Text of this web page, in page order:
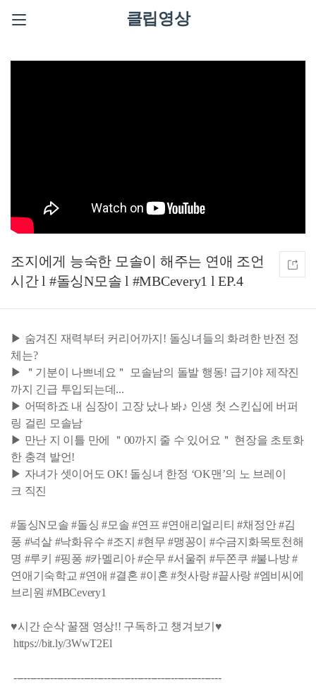
클립영상
조지에게 능숙한 모솔이 해주는 연애 조언
시간 l #돌싱N모솔 l #MBCevery1 l EP.4
▶ 숨겨진 재력부터 커리어까지! 돌싱녀들의 화려한 반전 정
체는?
▶ ＂기분이 나쁘네요＂ 모솔남의 돌발 행동! 급기야 제작진
까지 긴급 투입되는데...
▶ 어떡하죠 내 심장이 고장 났나 봐♪ 인생 첫 스킨십에 버퍼
링 걸린 모솔남
▶ 만난 지 이틀 만에 ＂00까지 줄 수 있어요＂ 현장을 초토화
한 충격 발언!
▶ 자녀가 셋이어도 OK! 돌싱녀 한정 ‘OK맨’의 노 브레이
크 직진
#돌싱N모솔 #돌싱 #모솔 #연프 #연애리얼리티 #채정안 #김
풍 #넉살 #낙화유수 #조지 #현무 #맹꽁이 #수금지화목토천해
명 #루키 #핑퐁 #카멜리아 #순무 #서울쥐 #두쫀쿠 #불나방 #
연애기숙학교 #연애 #결혼 #이혼 #첫사랑 #끝사랑 #엠비씨에
브리원 #MBCevery1
♥시간 순삭 꿀잼 영상!! 구독하고 챙겨보기♥
https://bit.ly/3WwT2El
--------------------------------------------------------------